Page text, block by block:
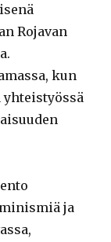
Rojavan
kun
yhteistyössä
ja